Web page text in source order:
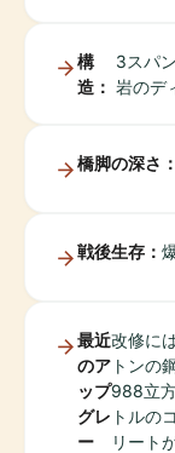
構
造：
3スパ
岩のデ
橋脚の深さ：
戦後生存：
最近
のア
ップ
グレ
ー
改修に
トンの
988立
トルの
リート